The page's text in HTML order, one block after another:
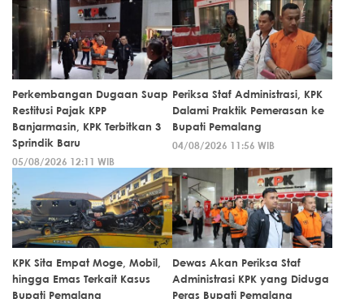
Perkembangan Dugaan Suap
Restitusi Pajak KPP
Banjarmasin, KPK Terbitkan 3
Sprindik Baru
05/08/2026 12:11 WIB
Periksa Staf Administrasi, KPK
Dalami Praktik Pemerasan ke
Bupati Pemalang
04/08/2026 11:56 WIB
KPK Sita Empat Moge, Mobil,
hingga Emas Terkait Kasus
Bupati Pemalang
Dewas Akan Periksa Staf
Administrasi KPK yang Diduga
Peras Bupati Pemalang